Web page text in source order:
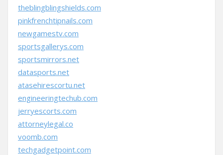
theblingblingshields.com
pinkfrenchtipnails.com
newgamestv.com
sportsgallerys.com
sportsmirrors.net
datasports.net
atasehirescortu.net
engineeringtechub.com
jerryescorts.com
attorneylegal.co
voomb.com
techgadgetpoint.com